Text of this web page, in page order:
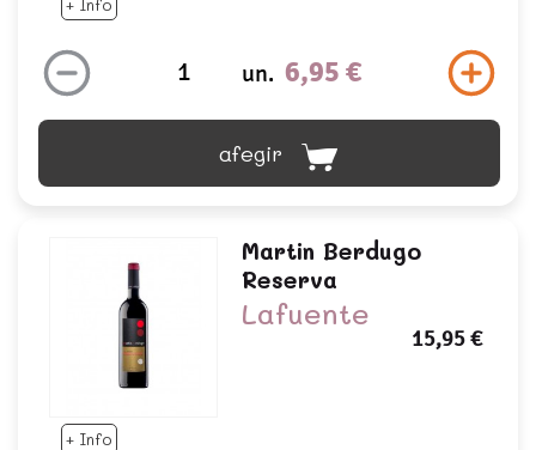
+ Info
un. 6,95 €
afegir
+ Info
Martin Berdugo
Reserva
Lafuente
15,95 €